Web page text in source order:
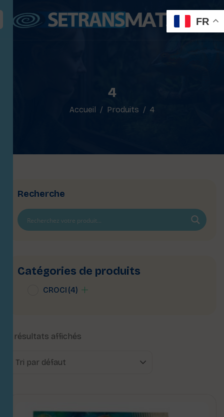
4
Accueil Produits 4
Recherche
Catégories de produits
CROCI (4)
4 résultats affichés
FR